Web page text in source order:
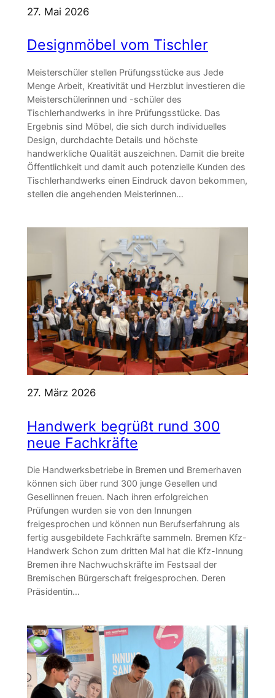
27. Mai 2026
Designmöbel vom Tischler
Meisterschüler stellen Prüfungsstücke aus Jede
Menge Arbeit, Kreativität und Herzblut investieren die
Meisterschülerinnen und -schüler des
Tischlerhandwerks in ihre Prüfungsstücke. Das
Ergebnis sind Möbel, die sich durch individuelles
Design, durchdachte Details und höchste
handwerkliche Qualität auszeichnen. Damit die breite
Öffentlichkeit und damit auch potenzielle Kunden des
Tischlerhandwerks einen Eindruck davon bekommen,
stellen die angehenden Meisterinnen…
27. März 2026
Handwerk begrüßt rund 300
neue Fachkräfte
Die Handwerksbetriebe in Bremen und Bremerhaven
können sich über rund 300 junge Gesellen und
Gesellinnen freuen. Nach ihren erfolgreichen
Prüfungen wurden sie von den Innungen
freigesprochen und können nun Berufserfahrung als
fertig ausgebildete Fachkräfte sammeln. Bremen Kfz-
Handwerk Schon zum dritten Mal hat die Kfz-Innung
Bremen ihre Nachwuchskräfte im Festsaal der
Bremischen Bürgerschaft freigesprochen. Deren
Präsidentin…